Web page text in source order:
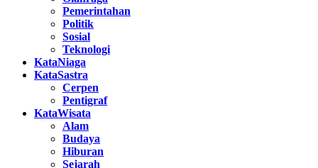
Pemerintahan
Politik
Sosial
Teknologi
KataNiaga
KataSastra
Cerpen
Pentigraf
KataWisata
Alam
Budaya
Hiburan
Sejarah